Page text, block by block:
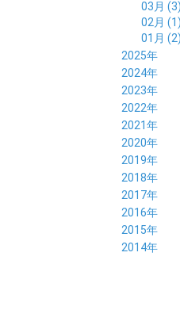
03月 (3)
02月 (1)
01月 (2)
2025年
12月 (2)
11月 (2)
10月 (3)
09月 (3)
08月 (4)
07月 (4)
06月 (4)
05月 (4)
04月 (1)
03月 (3)
02月 (4)
01月 (4)
2024年
12月 (6)
11月 (5)
10月 (4)
09月 (6)
08月 (5)
07月 (5)
06月 (4)
05月 (3)
04月 (7)
03月 (5)
02月 (7)
2023年
12月 (5)
11月 (4)
10月 (5)
09月 (6)
08月 (7)
07月 (7)
06月 (7)
05月 (8)
04月 (8)
03月 (9)
2022年
12月 (9)
11月 (5)
10月 (8)
09月 (7)
08月 (5)
07月 (9)
06月
05月 (9)
04月 (7)
2021年
12月 (5)
11月 (5)
10月 (5)
09月 (5)
08月
07月 (4)
06月 (7)
05月 (8)
2020年
12月 (7)
11月 (6)
10月 (8)
09月
08月
07月 (7)
06月 (7)
2019年
12月 (8)
11月 (9)
10月 (9)
09月 (7)
08月 (8)
07月 (7)
2018年
12月 (8)
11月 (8)
10月 (7)
09月
08月 (8)
2017年
12月 (7)
11月 (8)
10月 (7)
2016年
12月 (9)
11月 (5)
2015年
12月 (9)
2014年